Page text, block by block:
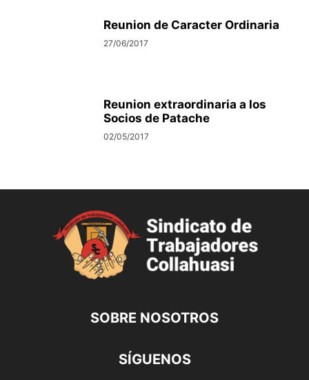
Reunion de Caracter Ordinaria
27/06/2017
Reunion extraordinaria a los
Socios de Patache
02/05/2017
SOBRE NOSOTROS
SÍGUENOS